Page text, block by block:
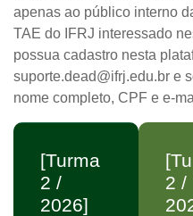
apenas ao público interno
TAE do IFRJ interessado
possua cadastro nesta
suporte.dead@ifrj.edu.br e
nome completo, CPF e e-
[Turma
2 /
2026]
2 /